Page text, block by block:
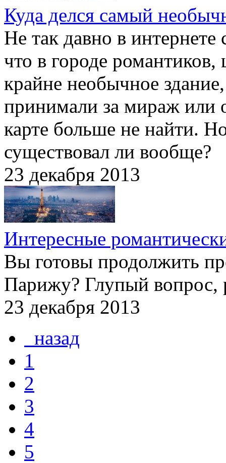
Куда делся самый
Не так давно в интернете
что в городе
крайне необычное
принимали за мираж или
карте больше не найти.
существовал ли вообще?
23 декабря 2013
Интересные
Вы готовы продолжить
Парижу? Глупый вопрос,
23 декабря 2013
назад
1
2
3
4
5